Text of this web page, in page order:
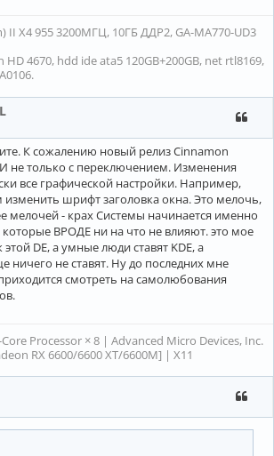
II X4 955 3200МГЦ, 10ГБ ДДР2, GA-MA770-UD3
4670, hdd ide ata5 120GB+200GB, net rtl8169,
К сожалению новый релиз Cinnamon
не только с переключением. Изменения
все графической настройки. Например,
шрифт заголовка окна. Это мелочь,
мелочей - крах Системы начинается именно
которые ВРОДЕ ни на что не влияют. это мое
DE, а умные люди ставят KDE, а
не ставят. Ну до последних мне
смотреть на самолюбования
Processor × 8 | Advanced Micro Devices, Inc.
RX 6600/6600 XT/6600M] | X11